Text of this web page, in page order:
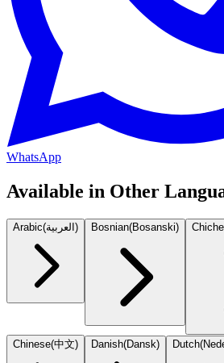
WhatsApp
Available in Other
Arabic(العربية) Bosnian(Bosanski)
Chinese(中文) Danish(Dansk) Dutch(